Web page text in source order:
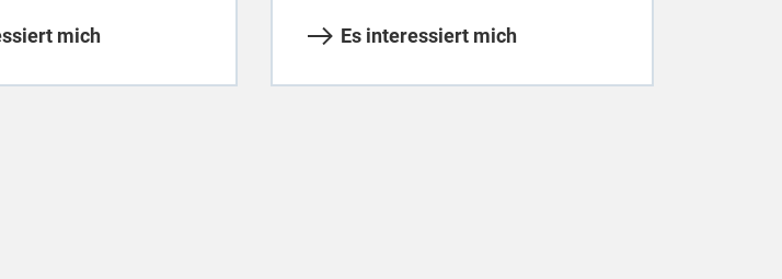
mich Es interessiert mich